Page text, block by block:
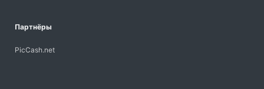
Партнёры
PicCash.net